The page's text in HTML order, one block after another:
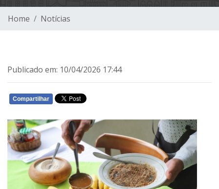
Home Notícias
Publicado em: 10/04/2026 17:44
Compartilhar